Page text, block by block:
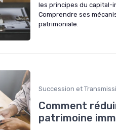
les principes du capital-
Comprendre ses
patrimoniale.
Succession et
Comment
patrimoine